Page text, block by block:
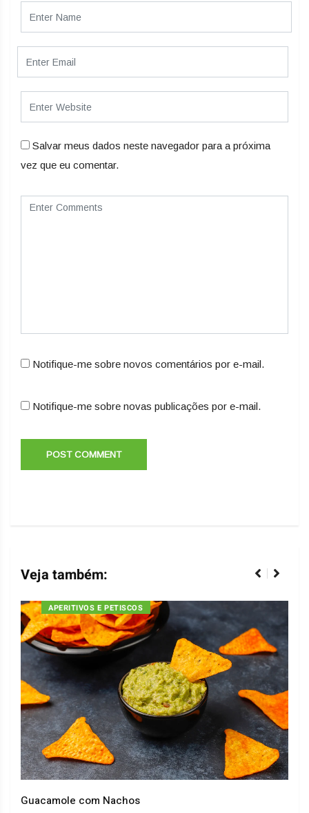
Salvar meus dados neste navegador para a próxima
vez que eu comentar.
Notifique-me sobre novos comentários por e-mail.
Notifique-me sobre novas publicações por e-mail.
Veja também:
APERITIVOS E PETISCOS
Guacamole com Nachos